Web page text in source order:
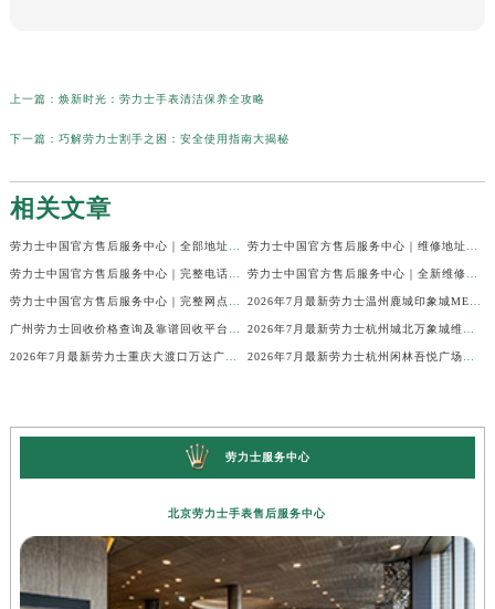
上一篇： 焕新时光：劳力士手表清洁保养全攻略
下一篇： 巧解劳力士割手之困：安全使用指南大揭秘
相关文章
劳力士服务中心
北京劳力士手表售后服务中心